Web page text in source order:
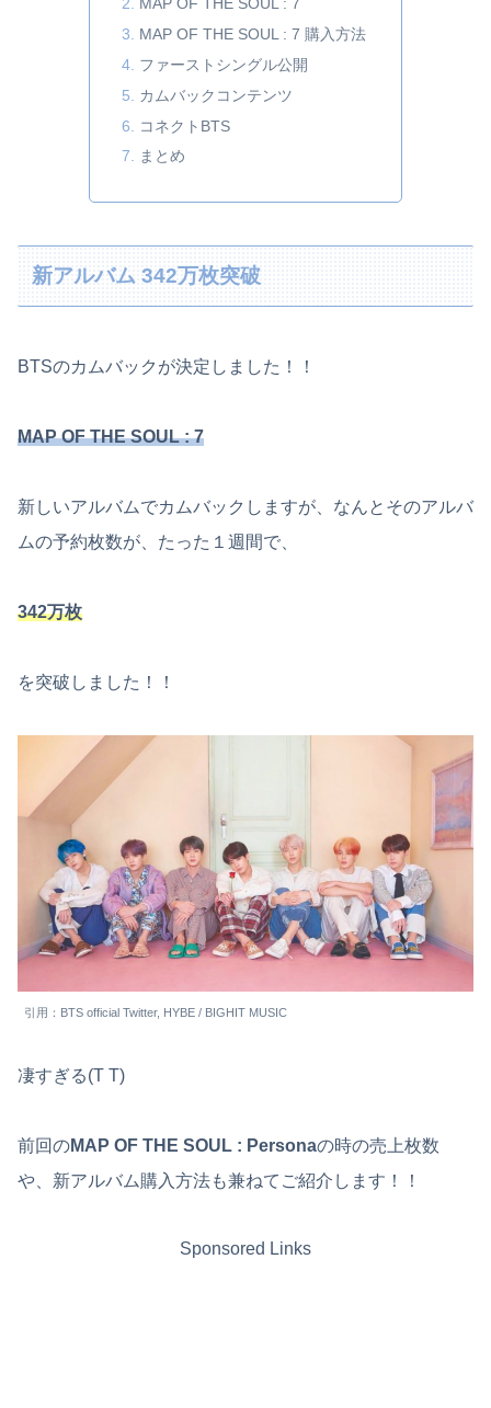
MAP OF THE SOUL : 7 購入方法
ファーストシングル公開
カムバックコンテンツ
コネクトBTS
まとめ
新アルバム 342万枚突破
BTSのカムバックが決定しました！！
MAP OF THE SOUL : 7
新しいアルバムでカムバックしますが、なんとそのアルバ
ムの予約枚数が、たった１週間で、
342万枚
を突破しました！！
引用：BTS official Twitter, HYBE / BIGHIT MUSIC
凄すぎる(T T)
前回のMAP OF THE SOUL : Personaの時の売上枚数
や、新アルバム購入方法も兼ねてご紹介します！！
Sponsored Links